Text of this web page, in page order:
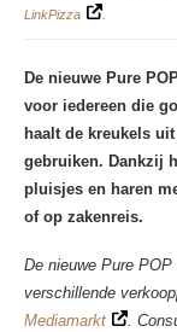
LinkPizza
De nieuwe Pure
voor iedereen die
haalt de kreukels
gebruiken. Dankzij
pluisjes en haren
of op zakenreis.
De nieuwe Pure
verschillende
Mediamarkt
.